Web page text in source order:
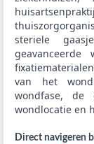
steriele
geavanceerde
van het
wondfase,
wondlocatie en
Direct navigeren